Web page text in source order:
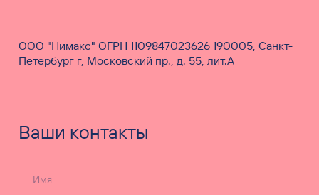
ООО "Нимакс" ОГРН 1109847023626 190005, Санкт-
Петербург г, Московский пр., д. 55, лит.А
Ваши контакты